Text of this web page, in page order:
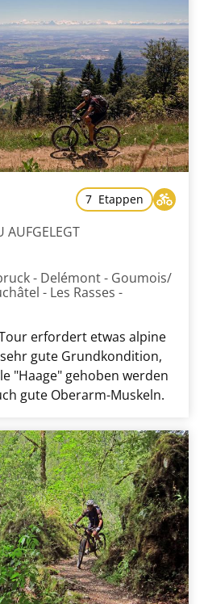
7 Etappen
AUFGELEGT
- Delémont - Goumois/
- Les Rasses -
erfordert etwas alpine
gute Grundkondition,
"Haage" gehoben werden
gute Oberarm-Muskeln.